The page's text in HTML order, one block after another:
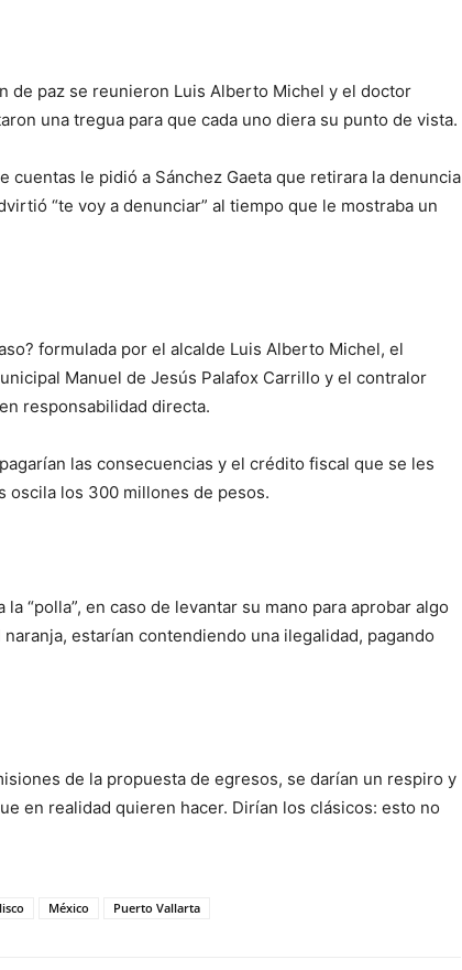
de paz se reunieron Luis Alberto Michel y el doctor
una tregua para que cada uno diera su punto de vista.
cuentas le pidió a Sánchez Gaeta que retirara la denuncia
“te voy a denunciar” al tiempo que le mostraba un
formulada por el alcalde Luis Alberto Michel, el
Manuel de Jesús Palafox Carrillo y el contralor
responsabilidad directa.
las consecuencias y el crédito fiscal que se les
oscila los 300 millones de pesos.
“polla”, en caso de levantar su mano para aprobar algo
estarían contendiendo una ilegalidad, pagando
de la propuesta de egresos, se darían un respiro y
en realidad quieren hacer. Dirían los clásicos: esto no
México Puerto Vallarta